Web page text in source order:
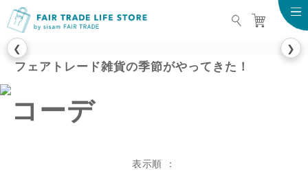
FAIR TRADE LIFE
❮ ❯
フェアトレード雑貨の季節がやってきた！
表示順